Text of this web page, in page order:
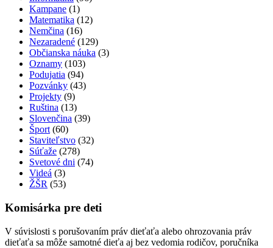
Kampane (1)
Matematika (12)
Nemčina (16)
Nezaradené (129)
Občianska náuka (3)
Oznamy (103)
Podujatia (94)
Pozvánky (43)
Projekty (9)
Ruština (13)
Slovenčina (39)
Šport (60)
Staviteľstvo (32)
Súťaže (278)
Svetové dni (74)
Videá (3)
ŽŠR (53)
Komisárka pre deti
V súvislosti s porušovaním práv dieťaťa alebo ohrozovania práv
dieťaťa sa môže samotné dieťa aj bez vedomia rodičov, poručníka